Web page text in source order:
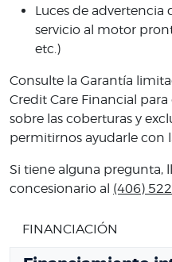
Luces de
servicio al motor
etc.)
Consulte la Garantía
Credit Care Financial
sobre las coberturas y
permitirnos ayudarle con
Si tiene alguna pregunta,
concesionario al (406)
FINANCIACIÓN